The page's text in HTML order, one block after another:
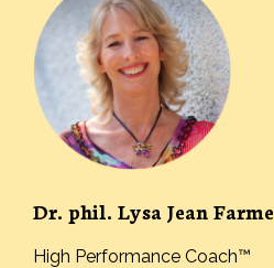
Dr. phil. Lysa Jean
High Performance Coach™